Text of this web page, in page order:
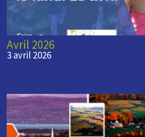
Avril 2026
3 avril 2026